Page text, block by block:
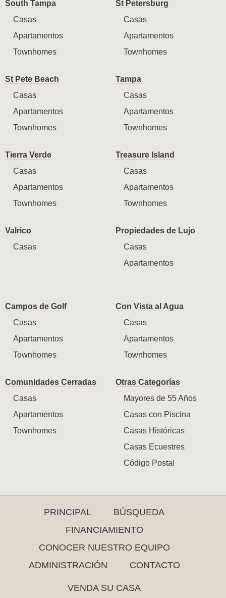
South Tampa
Casas
Apartamentos
Townhomes
St Petersburg
Casas
Apartamentos
Townhomes
St Pete Beach
Casas
Apartamentos
Townhomes
Tampa
Casas
Apartamentos
Townhomes
Tierra Verde
Casas
Apartamentos
Townhomes
Treasure Island
Casas
Apartamentos
Townhomes
Valrico
Casas
Propiedades de Lujo
Casas
Apartamentos
Campos de Golf
Casas
Apartamentos
Townhomes
Con Vista al Agua
Casas
Apartamentos
Townhomes
Comunidades Cerradas
Casas
Apartamentos
Townhomes
Otras Categorías
Mayores de 55 Años
Casas con Piscina
Casas Históricas
Casas Ecuestres
Código Postal
PRINCIPAL
BÚSQUEDA
FINANCIAMIENTO
CONOCER NUESTRO EQUIPO
ADMINISTRACIÓN
CONTACTO
VENDA SU CASA